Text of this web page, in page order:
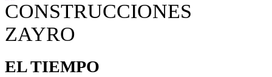
EL TIEMPO